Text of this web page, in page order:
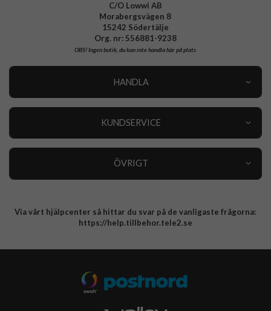
C/O Lowwi AB
Morabergsvägen 8
15242 Södertälje
Org. nr: 556881-9238
OBS!Ingen butik, du kan inte handla här på plats
HANDLA
KUNDSERVICE
ÖVRIGT
Integritetspolicy
Via vårt hjälpcenter så hittar du svar på de vanligaste frågorna:
https://help.tillbehor.tele2.se